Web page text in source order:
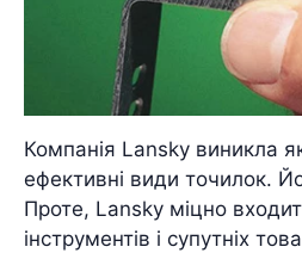
Компанія Lansky виникла
ефективні види точилок.
Проте, Lansky міцно
інструментів і супутніх